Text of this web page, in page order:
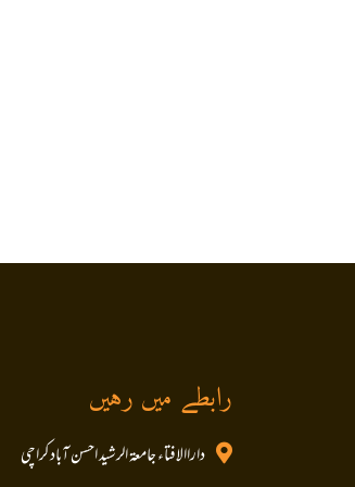
رابطے میں رہیں
داراالافتاء جامعۃ الرشید احسن آباد کراچی